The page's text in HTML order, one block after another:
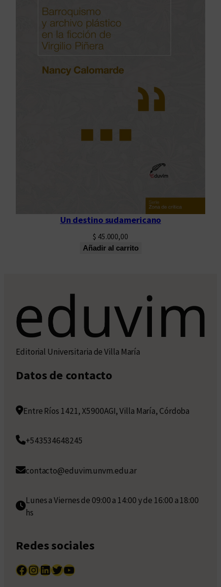
Un destino sudamericano
$ 45.000,00
Añadir al carrito
Editorial Universitaria de Villa María
Datos de contacto
Entre Ríos 1421, X5900AGI, Villa María, Córdoba
+543534648245
contacto@eduvim.unvm.edu.ar
Lunes a Viernes de 09:00 a 14:00 y de 16:00 a 18:00
hs
Redes sociales
Facebook InstagramLinkedIn Twitter YouTube